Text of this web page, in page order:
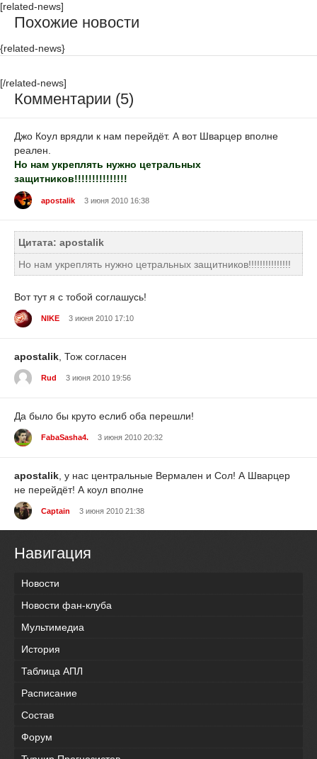
[related-news]
Похожие новости
{related-news}
[/related-news]
Комментарии (5)
Джо Коул врядли к нам перейдёт. А вот Шварцер вполне
реален.
Но нам укреплять нужно цетральных
защитников!!!!!!!!!!!!!!!
apostalik 3 июня 2010 16:38
Цитата: apostalik
Но нам укреплять нужно цетральных защитников!!!!!!!!!!!!!!!
Вот тут я с тобой соглашусь!
NIKE 3 июня 2010 17:10
apostalik , Тож согласен
Rud 3 июня 2010 19:56
Да было бы круто еслиб оба перешли!
FabaSasha4. 3 июня 2010 20:32
apostalik , у нас центральные Вермален и Сол! А Шварцер
не перейдёт! А коул вполне
Captain 3 июня 2010 21:38
Навигация
Новости
Новости фан-клуба
Мультимедиа
История
Таблица АПЛ
Расписание
Состав
Форум